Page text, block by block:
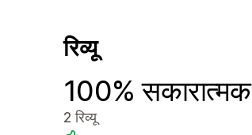
रिव्यू
100% सकारात्मक
2 रिव्यू